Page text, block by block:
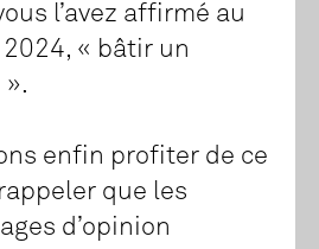
l’avez affirmé au
« bâtir un
».
enfin profiter de ce
que les
d’opinion